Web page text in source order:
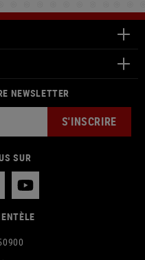
NEWSLETTER
S'INSCRIRE
SUR